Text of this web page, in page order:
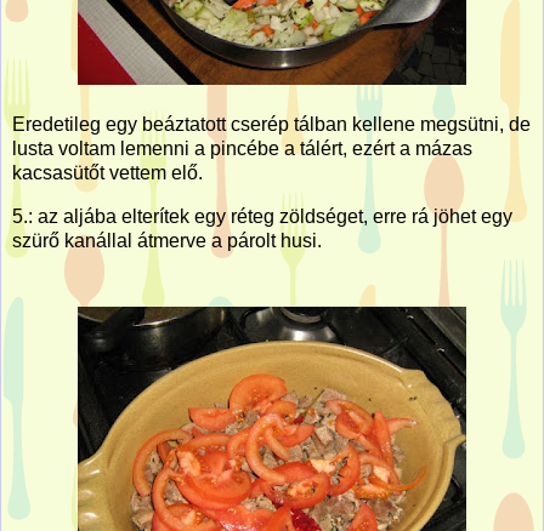
Eredetileg egy beáztatott cserép tálban kellene megsütni, de
lusta voltam lemenni a pincébe a tálért, ezért a mázas
kacsasütőt vettem elő.
5.: az aljába elterítek egy réteg zöldséget, erre rá jöhet egy
szürő kanállal átmerve a párolt husi.